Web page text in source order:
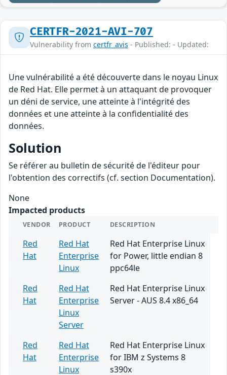
CERTFR-2021-AVI-707
Vulnerability from certfr_avis - Published: - Updated:
Une vulnérabilité a été découverte dans le noyau Linux
de Red Hat. Elle permet à un attaquant de provoquer
un déni de service, une atteinte à l'intégrité des
données et une atteinte à la confidentialité des
données.
Solution
Se référer au bulletin de sécurité de l'éditeur pour
l'obtention des correctifs (cf. section Documentation).
None
Impacted products
VENDOR PRODUCT DESCRIPTION
Red
Hat
Red Hat
Enterprise
Linux
Red Hat Enterprise Linux
for Power, little endian 8
ppc64le
Red
Hat
Red Hat
Enterprise
Linux
Server
Red Hat Enterprise Linux
Server - AUS 8.4 x86_64
Red
Hat
Red Hat
Enterprise
Linux
Red Hat Enterprise Linux
for IBM z Systems 8
s390x